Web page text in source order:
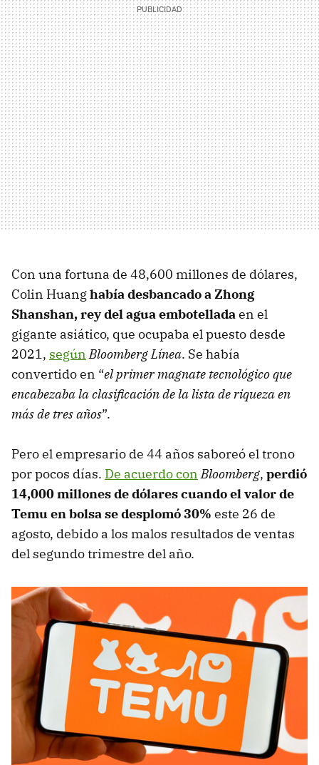
Con una fortuna de 48,600 millones de dólares,
Colin Huanghabía desbancado a Zhong
Shanshan, rey del agua embotelladaen el
gigante asiático, que ocupaba el puesto desde
2021, según Bloomberg Línea. Se había
convertido en “el primer magnate tecnológico que
encabezaba la clasificación de la lista de riqueza en
más de tres años”.
Pero el empresario de 44 años saboreó el trono
por pocos días. De acuerdo con Bloomberg, perdió
14,000 millones de dólares cuando el valor de
Temu en bolsa se desplomó 30% este 26 de
agosto, debido a los malos resultados de ventas
del segundo trimestre del año.